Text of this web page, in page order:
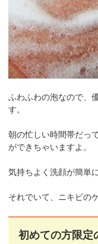
ふわふわの泡なので、
す。
朝の忙しい時間帯だっ
ができちゃいますよ。
気持ちよく洗顔が簡単
それでいて、ニキビの
初めての方限定